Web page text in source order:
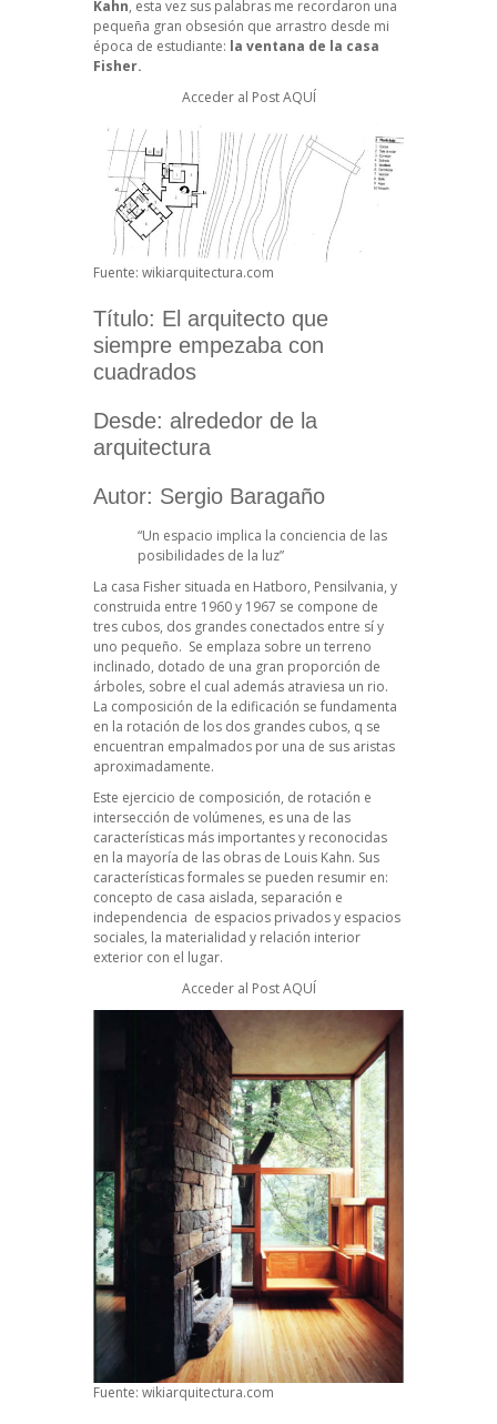
Kahn, esta vez sus palabras me recordaron una
pequeña gran obsesión que arrastro desde mi
época de estudiante: la ventana de la casa
Fisher.
Acceder al PostAQUÍ
Fuente: wikiarquitectura.com
Título: El arquitecto que
siempre empezaba con
cuadrados
Desde: alrededor de la
arquitectura
Autor: Sergio Baragaño
“Un espacio implica la conciencia de las
posibilidades de la luz”
La casa Fisher situada en Hatboro, Pensilvania, y
construida entre 1960 y 1967 se compone de
tres cubos, dos grandes conectados entre sí y
uno pequeño. Se emplaza sobre un terreno
inclinado, dotado de una gran proporción de
árboles, sobre el cual además atraviesa un rio.
La composición de la edificación se fundamenta
en la rotación de los dos grandes cubos, q se
encuentran empalmados por una de sus aristas
aproximadamente.
Este ejercicio de composición, de rotación e
intersección de volúmenes, es una de las
características más importantes y reconocidas
en la mayoría de las obras de Louis Kahn. Sus
características formales se pueden resumir en:
concepto de casa aislada, separación e
independencia de espacios privados y espacios
sociales, la materialidad y relación interior
exterior con el lugar.
Acceder al PostAQUÍ
Fuente: wikiarquitectura.com